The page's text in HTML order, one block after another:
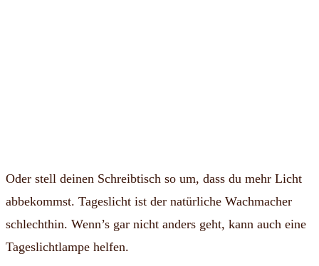
Oder stell deinen Schreibtisch so um, dass du mehr Licht
abbekommst. Tageslicht ist der natürliche Wachmacher
schlechthin. Wenn’s gar nicht anders geht, kann auch eine
Tageslichtlampe helfen.